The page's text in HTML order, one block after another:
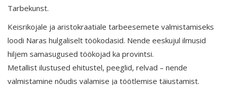
Tarbekunst.
Keisrikojale ja aristokraatiale tarbeesemete valmistamiseks
loodi Naras hulgaliselt töökodasid. Nende eeskujul ilmusid
hiljem samasugused töökojad ka provintsi.
Metallist ilustused ehitustel, peeglid, relvad – nende
valmistamine nõudis valamise ja töötlemise täiustamist.